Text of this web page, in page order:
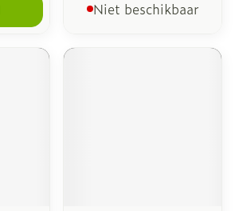
Niet beschikbaar